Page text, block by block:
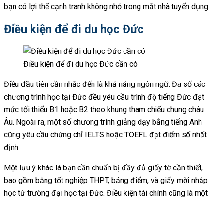
bạn có lợi thế cạnh tranh không nhỏ trong mắt nhà tuyển dụng.
Điều kiện để đi du học Đức
Điều kiện để đi du học Đức cần có
Điều đầu tiên cần nhắc đến là khả năng ngôn ngữ. Đa số các
chương trình học tại Đức đều yêu cầu trình độ tiếng Đức đạt
mức tối thiểu B1 hoặc B2 theo khung tham chiếu chung châu
Âu. Ngoài ra, một số chương trình giảng dạy bằng tiếng Anh
cũng yêu cầu chứng chỉ IELTS hoặc TOEFL đạt điểm số nhất
định.
Một lưu ý khác là bạn cần chuẩn bị đầy đủ giấy tờ cần thiết,
bao gồm bằng tốt nghiệp THPT, bảng điểm, và giấy mời nhập
học từ trường đại học tại Đức. Điều kiện tài chính cũng là một